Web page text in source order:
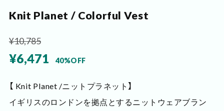
Knit Planet / Colorful Vest
¥10,785
¥6,471 40%OFF
【 Knit Planet /ニットプラネット】
イギリスのロンドンを拠点とするニットウェアブラン